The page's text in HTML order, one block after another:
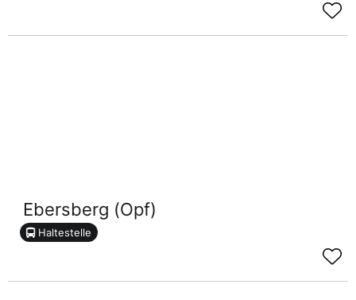
Ebersberg (Opf)
Haltestelle